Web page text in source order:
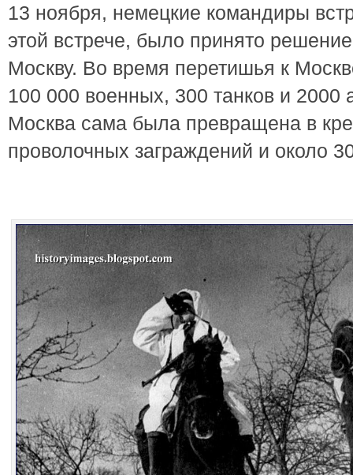
13 ноября, немецкие командиры
этой встрече, было принято
Москву. Во время перетишья к
100 000 военных, 300 танков и 2000
Москва сама была превращена в
проволочных заграждений и около